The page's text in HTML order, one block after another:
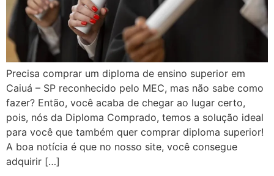
Precisa comprar um diploma de ensino superior em
Caiuá – SP reconhecido pelo MEC, mas não sabe como
fazer? Então, você acaba de chegar ao lugar certo,
pois, nós da Diploma Comprado, temos a solução ideal
para você que também quer comprar diploma superior!
A boa notícia é que no nosso site, você consegue
adquirir […]